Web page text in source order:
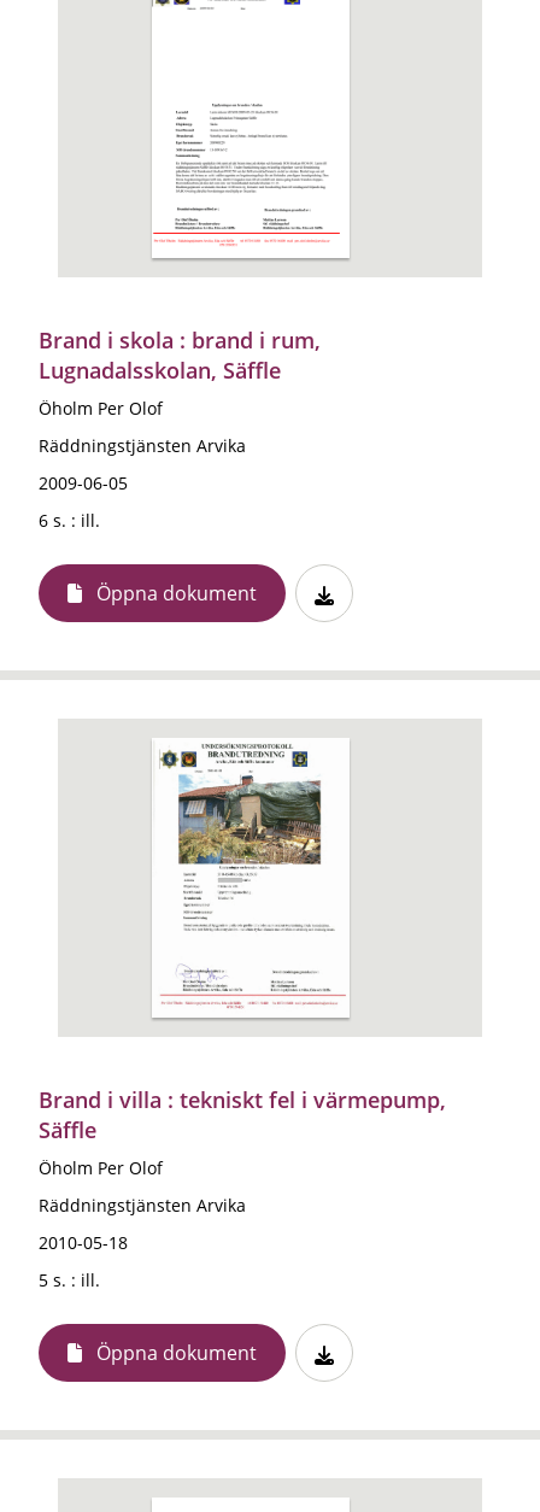
Brand i skola : brand i rum,
Lugnadalsskolan, Säffle
Öholm Per Olof
Räddningstjänsten Arvika
2009-06-05
6 s. : ill.
Öppna dokument
Brand i villa : tekniskt fel i värmepump,
Säffle
Öholm Per Olof
Räddningstjänsten Arvika
2010-05-18
5 s. : ill.
Öppna dokument